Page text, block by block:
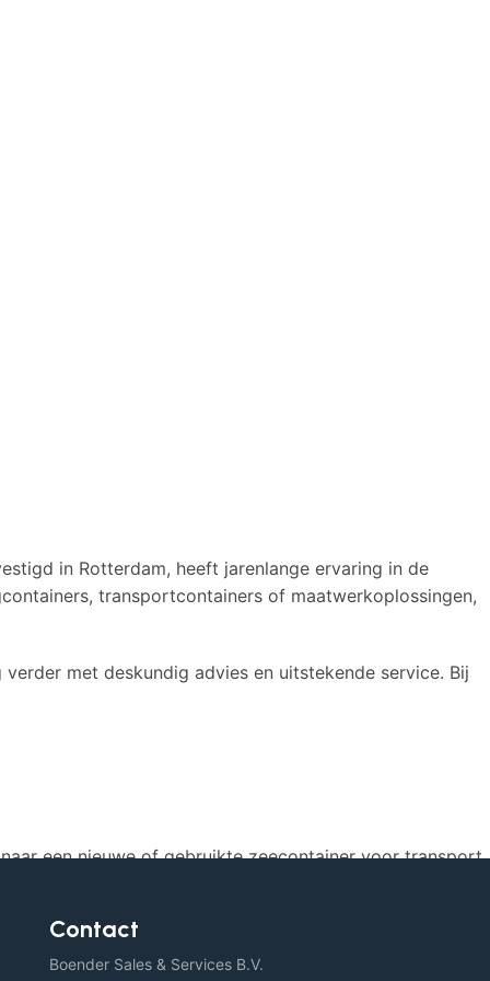
in Rotterdam, heeft jarenlange ervaring in de
transportcontainers of maatwerkoplossingen,
met deskundig advies en uitstekende service. Bij
een nieuwe of gebruikte zeecontainer voor transport,
aan de Oostdijk 25 in Rotterdam kunnen wij snel en
Contact
Boender Sales & Services B.V.